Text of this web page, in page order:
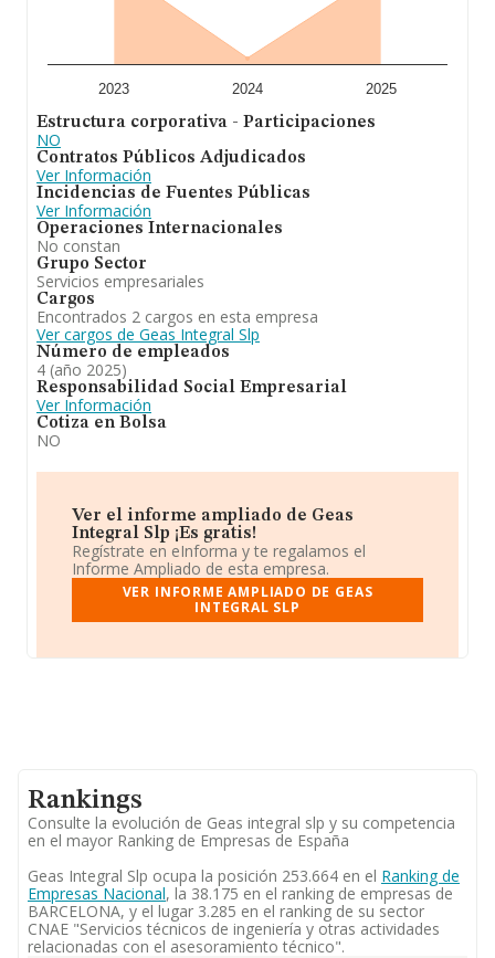
Para concluir, la actividad de
Geas Integral SLP
ampliar a: la realización de sondeos y ensayos y la
asistencia tecnica como laboratorio de ensayos para el
control de calidad de la edificación en susareas de
geotecnia y medioambiente. Se ha posicionado más
posicionado más abajo en el ranking nacional (de todas
las empresas presentes en el territorio) frente al 2024.
2023 2024 2025
Estructura corporativa - Participaciones
NO
Contratos Públicos Adjudicados
Ver Información
Incidencias de Fuentes Públicas
Ver Información
Operaciones Internacionales
No constan
Grupo Sector
Servicios empresariales
Cargos
Encontrados 2 cargos en esta empresa
Ver cargos de Geas Integral Slp
Número de empleados
4 (año 2025)
Responsabilidad Social Empresarial
Ver Información
Cotiza en Bolsa
NO
Ver el informe ampliado de Geas
Integral Slp ¡Es gratis!
Regístrate en eInforma y te regalamos el
Informe Ampliado de esta empresa.
VER INFORME AMPLIADO DE GEAS
INTEGRAL SLP
Rankings
Consulte la evolución de Geas integral slp y su competencia
en el mayor Ranking de Empresas de España
Geas Integral Slp ocupa la posición 253.664 en el Ranking de
Empresas Nacional, la 38.175 en el ranking de empresas de
BARCELONA, y el lugar 3.285 en el ranking de su sector
CNAE "Servicios técnicos de ingeniería y otras actividades
relacionadas con el asesoramiento técnico".